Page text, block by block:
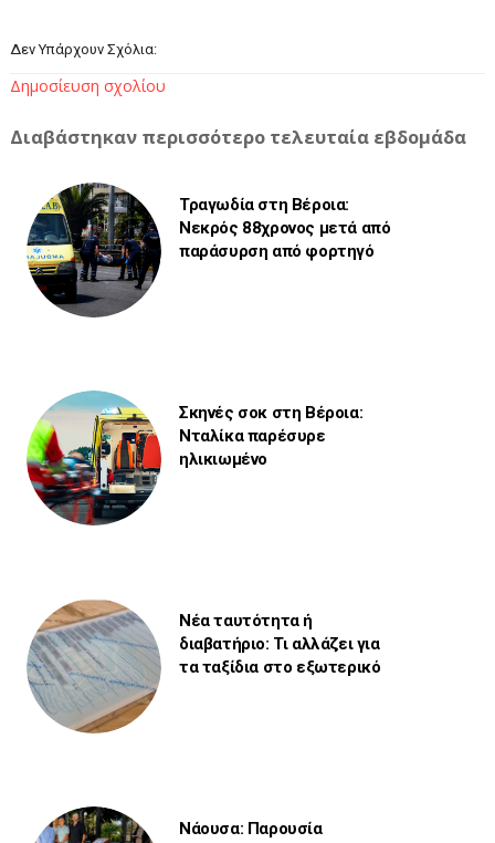
Δεν Υπάρχουν Σχόλια:
Δημοσίευση σχολίου
Διαβάστηκαν περισσότερο τελευταία εβδομάδα
Τραγωδία στη Βέροια:
Νεκρός 88χρονος μετά από
παράσυρση από φορτηγό
Σκηνές σοκ στη Βέροια:
Νταλίκα παρέσυρε
ηλικιωμένο
Νέα ταυτότητα ή
διαβατήριο: Τι αλλάζει για
τα ταξίδια στο εξωτερικό
Νάουσα: Παρουσία